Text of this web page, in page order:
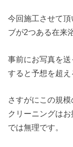
今回施工させて
ブが2つある在来
事前にお写真を
すると予想を超え
さすがにこの規
クリーニングは
では無理です。